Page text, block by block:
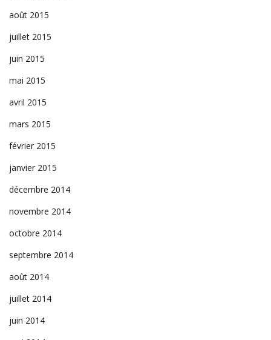
août 2015
juillet 2015
juin 2015
mai 2015
avril 2015
mars 2015
février 2015
janvier 2015
décembre 2014
novembre 2014
octobre 2014
septembre 2014
août 2014
juillet 2014
juin 2014